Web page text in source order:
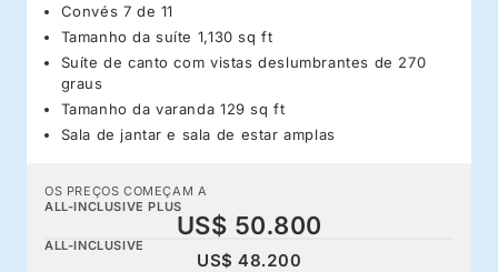
Convés 7 de 11
Tamanho da suíte 1,130 sq ft
Suíte de canto com vistas deslumbrantes de 270
graus
Tamanho da varanda 129 sq ft
Sala de jantar e sala de estar amplas
OS PREÇOS COMEÇAM A
ALL-INCLUSIVE PLUS
US$ 50.800
ALL-INCLUSIVE
US$ 48.200